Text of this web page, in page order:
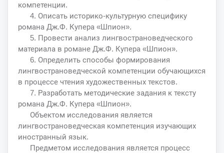
компетенции.
4. Описать историко-культурную специфику
романа Дж.Ф. Купера «Шпион».
5. Провести анализ лингвострановедческого
материала в романе Дж.Ф. Купера «Шпион».
6. Определить способы формирования
лингвострановедческой компетенции обучающихся
в процессе чтения художественных текстов.
7. Разработать методические задания к тексту
романа Дж.Ф. Купера «Шпион».
Объектом исследования является
лингвострановедческая компетенция изучающих
иностранный язык.
Предметом исследования является процесс